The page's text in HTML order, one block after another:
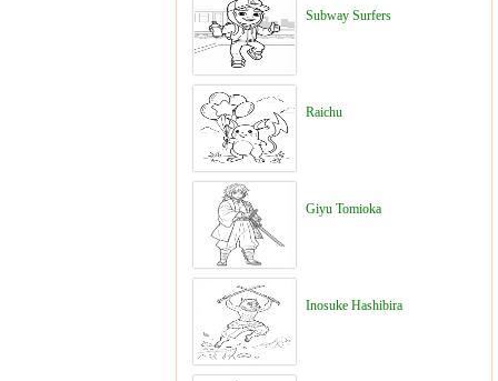
Subway Surfers
Raichu
Giyu Tomioka
Inosuke Hashibira